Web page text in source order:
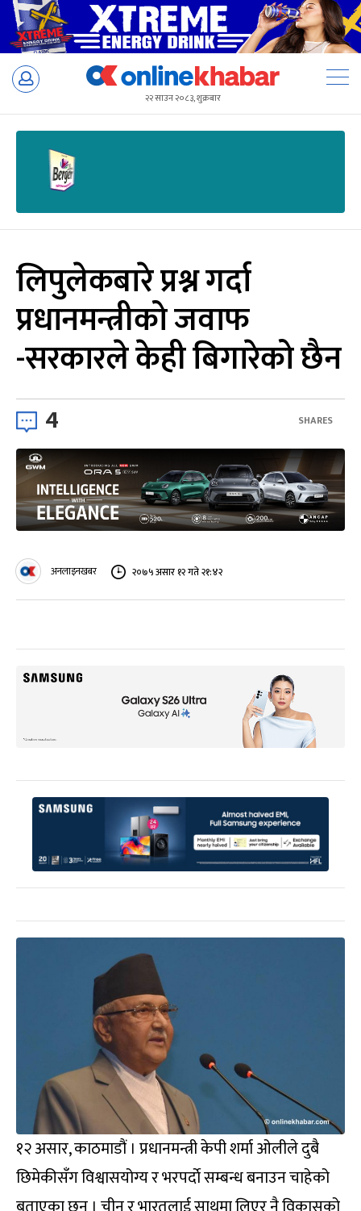
Skip
२२ साउन २०८३, शुक्रबार
लिपुलेकबारे प्रश्न गर्दा
प्रधानमन्त्रीको जवाफ
-सरकारले केही बिगारेको छैन
4 SHARES
अनलाइनखबर २०७५ असार १२ गते २१:४२
१२ असार, काठमाडौं । प्रधानमन्त्री केपी शर्मा ओलीले दुबै
छिमेकीसँग विश्वासयोग्य र भरपर्दाे सम्बन्ध बनाउन चाहेको